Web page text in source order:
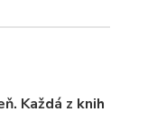
Každá z knih